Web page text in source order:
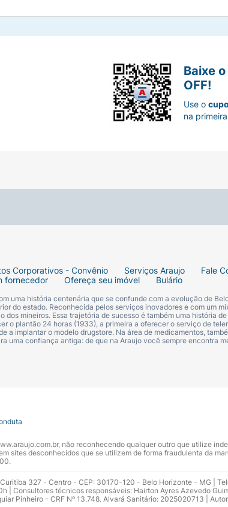
Corporativos - Convênio Serviços Araujo
Fale
fornecedor Ofereça seu imóvel Bulário
uma história centenária que se confunde com a evolução de
do estado. Reconhecida pelos serviços inovadores e com um
mineiros. Essa trajetória de sucesso é também uma história
o plantão 24 horas (1933), a primeira a oferecer o serviço de
a implantar o modelo drugstore. Na área de medicamentos,
uma confiança antiga: de que na Araujo você sempre encontra
Baixe
OFF!
Use o
na
não reconhecendo qualquer outro que utilize
sites desconhecidos que se utilizem de forma fraudulenta da
327 - Centro - CEP: 30170-120 - Belo Horizonte - MG |
técnicos responsáveis: Hairton Ayres Azevedo
Pinheiro - CRF Nº 13.748. Alvará Sanitário: 2025020713 |